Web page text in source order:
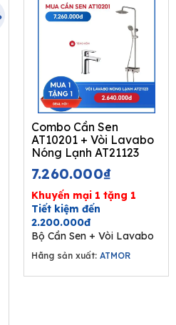
Combo Cần Sen
AT10201 + Vòi Lavabo
Nóng Lạnh AT21123
7.260.000₫
Khuyến mại 1 tặng 1
Tiết kiệm đến
2.200.000đ
Bộ Cần Sen + Vòi Lavabo
Hãng sản xuất: ATMOR